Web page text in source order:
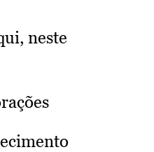
neste